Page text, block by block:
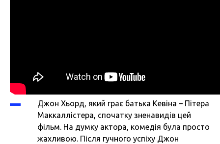
Джон Хьорд, який грає батька Кевіна – Пітера
Маккаллістера, спочатку зненавидів цей
фільм. На думку актора, комедія була просто
жахливою. Після гучного успіху Джон